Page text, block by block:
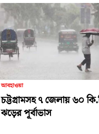
আবহাওয়া
চট্টগ্রামসহ ৭ জেলায় ৬০
ঝড়ের পূর্বাভাস